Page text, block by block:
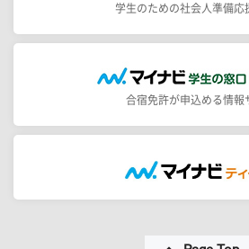
学生のための社会人準備応
合宿免許が申込める情報